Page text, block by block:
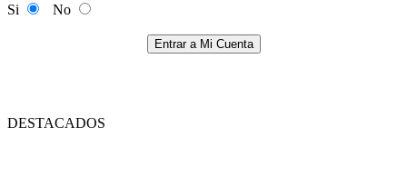
Si
No
Entrar a Mi Cuenta
DESTACADOS